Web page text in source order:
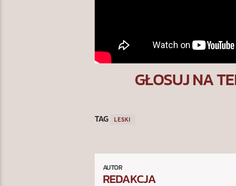
GŁOSUJ NA
TAG LESKI
AUTOR
REDAKCJA